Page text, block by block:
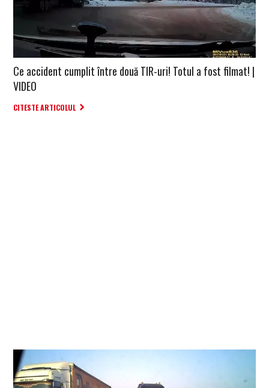
Ce accident cumplit între două TIR-uri! Totul a fost filmat! |
VIDEO
CITESTE ARTICOLUL